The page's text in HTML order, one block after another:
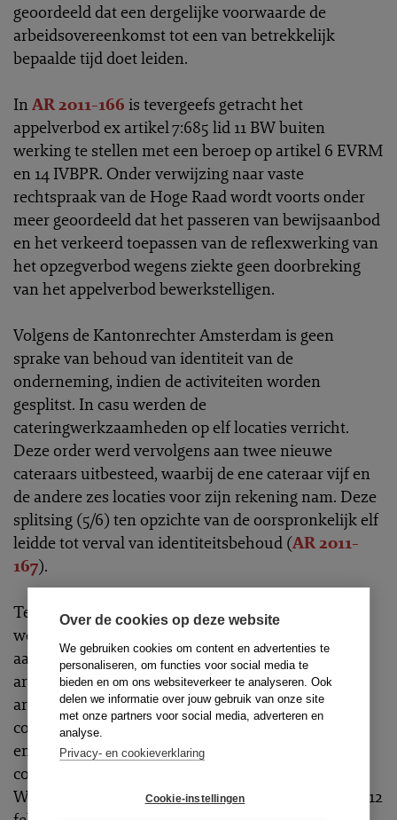
Over de cookies op deze website
We gebruiken cookies om content en advertenties te
personaliseren, om functies voor social media te
bieden en om ons websiteverkeer te analyseren. Ook
delen we informatie over jouw gebruik van onze site
met onze partners voor social media, adverteren en
analyse.
Privacy- en cookieverklaring
Cookie-instellingen
geoordeeld dat een dergelijke voorwaarde de
arbeidsovereenkomst tot een van betrekkelijk
bepaalde tijd doet leiden.
InAR 2011-166 is tevergeefs getracht het
appelverbod ex artikel 7:685 lid 11 BW buiten
werking te stellen met een beroep op artikel 6 EVRM
en 14 IVBPR. Onder verwijzing naar vaste
rechtspraak van de Hoge Raad wordt voorts onder
meer geoordeeld dat het passeren van bewijsaanbod
en het verkeerd toepassen van de reflexwerking van
het opzegverbod wegens ziekte geen doorbreking
van het appelverbod bewerkstelligen.
Volgens de Kantonrechter Amsterdam is geen
sprake van behoud van identiteit van de
onderneming, indien de activiteiten worden
gesplitst. In casu werden de
cateringwerkzaamheden op elf locaties verricht.
Deze order werd vervolgens aan twee nieuwe
cateraars uitbesteed, waarbij de ene cateraar vijf en
de andere zes locaties voor zijn rekening nam. Deze
splitsing (5/6) ten opzichte van de oorspronkelijk elf
leidde tot verval van identiteitsbehoud (AR 2011-
167).
Ten slotte isAR 2011-168 interessant. Volgens de
werknemer gelden er strengere eisen aan het
aangaan van een concurrentiebeding tijdens de
arbeidsverhouding, dan bij aanvang van de
arbeidsovereenkomst. In casu stond in het eerste
contract van werknemer geen concurrentiebeding
en pas bij de verlenging werd een
concurrentiebeding schriftelijk overeengekomen.
Werknemer beriep zich onder meer op Hoge Raad 12